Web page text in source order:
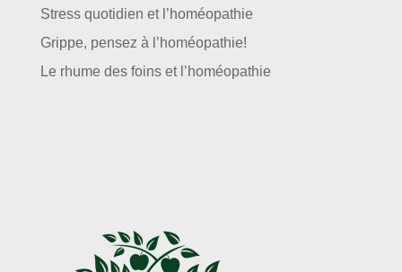
Stress quotidien et l’homéopathie
Grippe, pensez à l’homéopathie!
Le rhume des foins et l’homéopathie